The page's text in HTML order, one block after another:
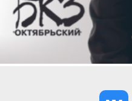
Исполнители:
Лауреаты
Александра
Игорь Егоров,